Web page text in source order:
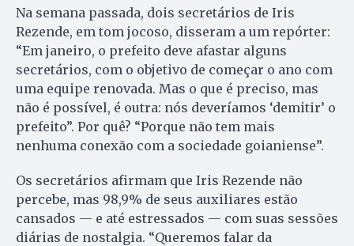
Na semana passada, dois secretários de Iris
Rezende, em tom jocoso, disseram a um repórter:
“Em janeiro, o prefeito deve afastar alguns
secretários, com o objetivo de começar o ano com
uma equipe renovada. Mas o que é preciso, mas
não é possível, é outra: nós deveríamos ‘demitir’ o
prefeito”. Por quê? “Porque não tem mais
nenhuma conexão com a sociedade goianiense”.
Os secretários afirmam que Iris Rezende não
percebe, mas 98,9% de seus auxiliares estão
cansados — e até estressados — com suas sessões
diárias de nostalgia. “Queremos falar da